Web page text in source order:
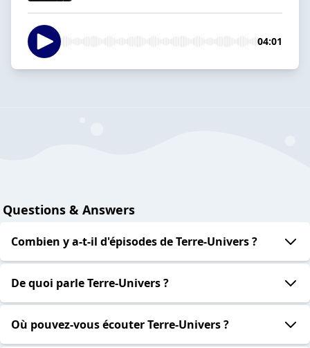
04:01
Questions & Answers
Combien y a-t-il d'épisodes de Terre-Univers ?
De quoi parle Terre-Univers ?
Où pouvez-vous écouter Terre-Univers ?